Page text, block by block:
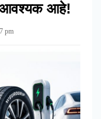
आवश्यक आहे!
pm